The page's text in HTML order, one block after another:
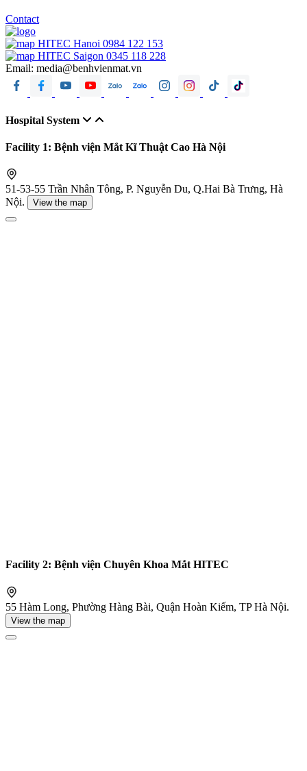
Contact
HITEC Hanoi 0984 122 153
HITEC Saigon 0345 118 228
Email: media@benhvienmat.vn
Hospital System
Facility 1: Bệnh viện Mắt Kĩ Thuật Cao Hà Nội
51-53-55 Trần Nhân Tông, P. Nguyễn Du, Q.Hai Bà Trưng, Hà
Nội.
View the map
Facility 2: Bệnh viện Chuyên Khoa Mắt HITEC
55 Hàm Long, Phường Hàng Bài, Quận Hoàn Kiếm, TP Hà Nội.
View the map